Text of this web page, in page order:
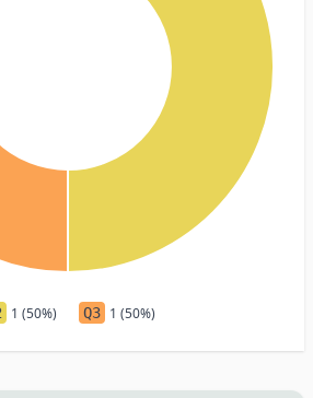
1 (50%) Q3 1 (50%)